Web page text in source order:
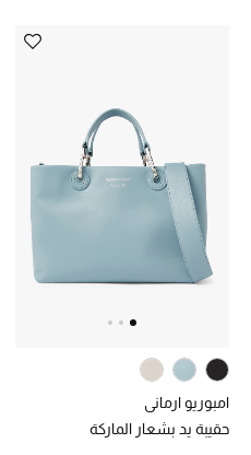
الموسم الجديد
الحقائب النسائية
دليل ملتزمات الحقائب
حقائب الأطفال
أبرز المصممين
امبوريو ارماني
حقيبة يد بشعار الماركة